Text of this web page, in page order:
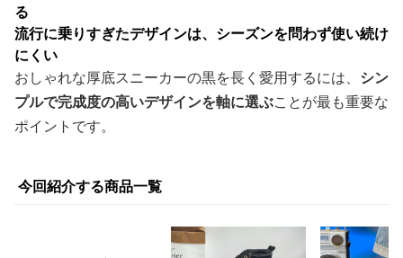
る
流行に乗りすぎたデザインは、シーズンを問わず使い続け
にくい
おしゃれな厚底スニーカーの黒を長く愛用するには、 シン
プルで完成度の高いデザインを軸に選ぶことが最も重要な
ポイントです。
今回紹介する商品一覧